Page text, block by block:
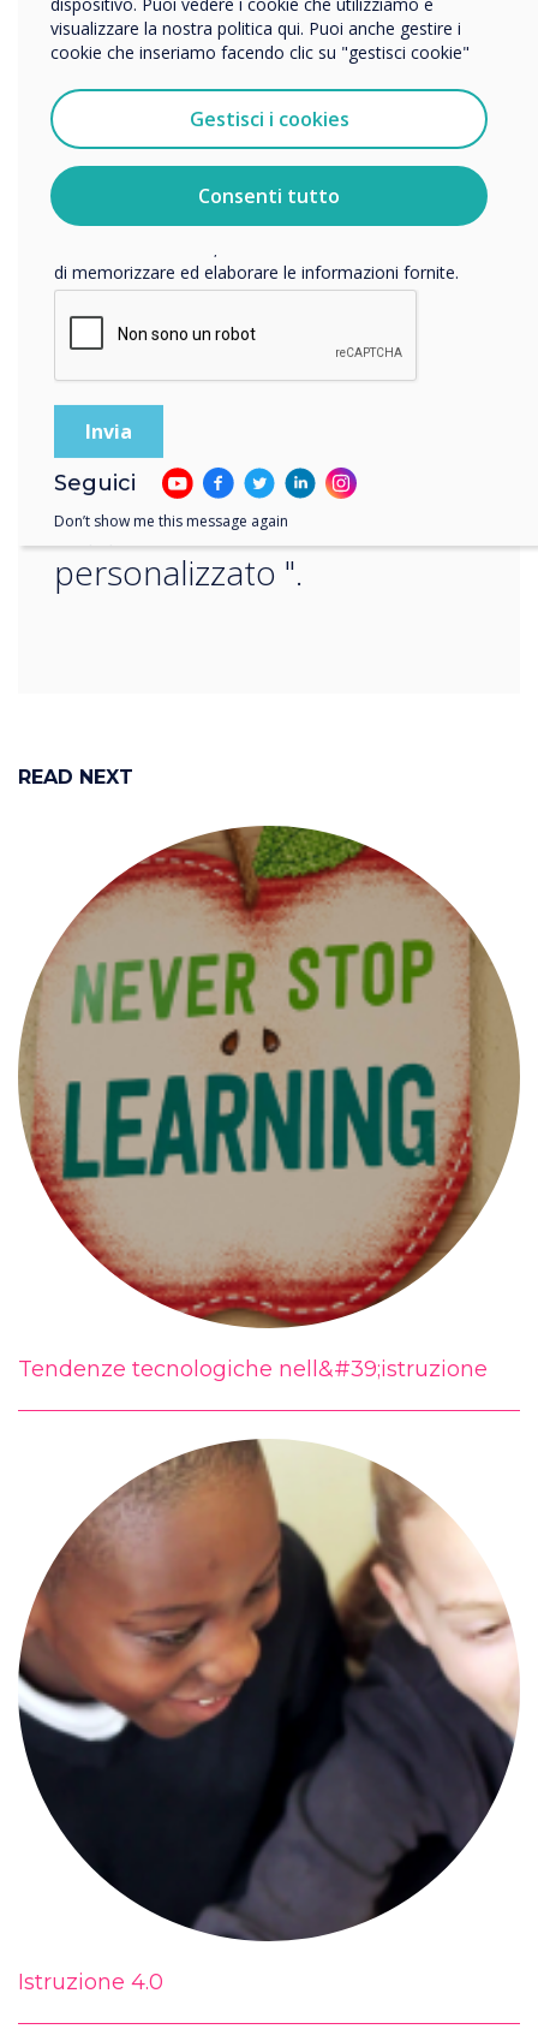
READ NEXT
Tendenze tecnologiche nell&#39;istruzione
Istruzione 4.0
“
Progettato per
responsabilizzare gli
educatori, ridurre i tempi di
pianificazione delle lezioni e
offrire gli strumenti
necessari per
l'apprendimento
personalizzato ".
visualizzare la nostra politica qui. Puoi anche gestire i
cookie che inseriamo facendo clic su "gestisci cookie"
Gestisci i cookies
Consenti tutto
Vorremmo contattarti in merito ai nostri prodotti e servizi
Accetto di ricevere comunicazioni da Clevertouch.
vostri dati personali, visitate la nostra
informativa sulla
privacy
di memorizzare ed elaborare le informazioni fornite.
Seguici
Don’t show me this message again